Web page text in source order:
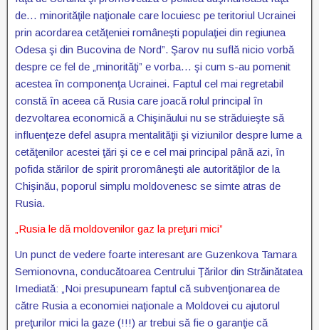
de… minorităţile naţionale care locuiesc pe teritoriul Ucrainei
prin acordarea cetăţeniei româneşti populaţiei din regiunea
Odesa şi din Bucovina de Nord”. Şarov nu suflă nicio vorbă
despre ce fel de „minorităţi” e vorba… şi cum s-au pomenit
acestea în componenţa Ucrainei. Faptul cel mai regretabil
constă în aceea că Rusia care joacă rolul principal în
dezvoltarea economică a Chişinăului nu se străduieşte să
influenţeze defel asupra mentalităţii şi viziunilor despre lume a
cetăţenilor acestei ţări şi ce e cel mai principal până azi, în
pofida stărilor de spirit proromâneşti ale autorităţilor de la
Chişinău, poporul simplu moldovenesc se simte atras de
Rusia.
„Rusia le dă moldovenilor gaz la preţuri mici”
Un punct de vedere foarte interesant are Guzenkova Tamara
Semionovna, conducătoarea Centrului Ţărilor din Străinătatea
Imediată: „Noi presupuneam faptul că subvenţionarea de
către Rusia a economiei naţionale a Moldovei cu ajutorul
preţurilor mici la gaze (!!!) ar trebui să fie o garanţie că